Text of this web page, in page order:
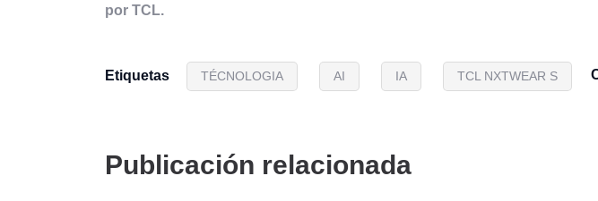
por TCL.
Etiquetas TÉCNOLOGIA AI IA TCL NXTWEAR S
Publicación relacionada